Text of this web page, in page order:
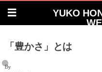
YUKO
「豊かさ」とは
By